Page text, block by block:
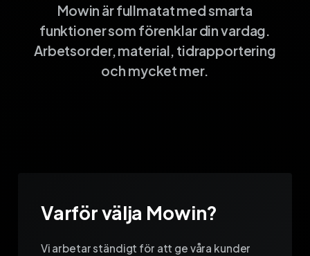
Mowin är fullmatat med smarta
funktioner som förenklar din vardag.
Arbetsorder, material, tidrapportering
och mycket mer.
Varför välja Mowin?
Vi arbetar ständigt för att ge våra kunder